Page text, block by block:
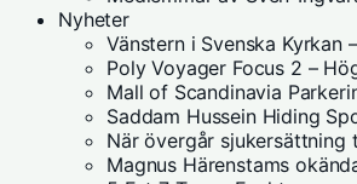
Nyheter
Vänstern i Svenska Kyrkan
Poly Voyager Focus 2 –
Mall of Scandinavia
Saddam Hussein Hiding
När övergår sjukersättning
Magnus Härenstams